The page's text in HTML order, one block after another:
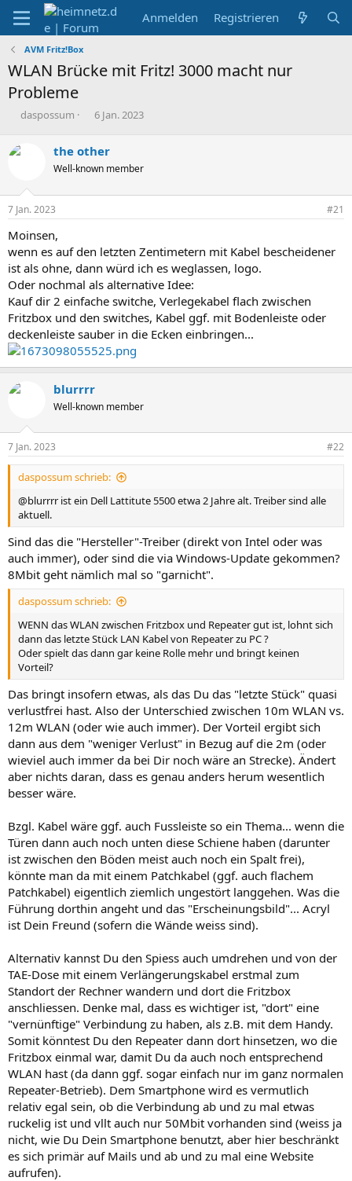
Anmelden Registrieren
AVM Fritz!Box
WLAN Brücke mit Fritz! 3000 macht nur
Probleme
E
t
l
e
daspossum
E
t
e
l
6 Jan. 2023
the other
Well-known member
7 Jan. 2023 #21
Moinsen,
wenn es auf den letzten Zentimetern mit Kabel bescheidener
ist als ohne, dann würd ich es weglassen, logo.
Oder nochmal als alternative Idee:
Kauf dir 2 einfache switche, Verlegekabel flach zwischen
Fritzbox und den switches, Kabel ggf. mit Bodenleiste oder
deckenleiste sauber in die Ecken einbringen...
blurrrr
Well-known member
7 Jan. 2023 #22
daspossum schrieb:
@blurrrr ist ein Dell Lattitute 5500 etwa 2 Jahre alt. Treiber sind alle
aktuell.
Sind das die "Hersteller"-Treiber (direkt von Intel oder was
auch immer), oder sind die via Windows-Update gekommen?
8Mbit geht nämlich mal so "garnicht".
daspossum schrieb:
WENN das WLAN zwischen Fritzbox und Repeater gut ist, lohnt sich
dann das letzte Stück LAN Kabel von Repeater zu PC ?
Oder spielt das dann gar keine Rolle mehr und bringt keinen
Vorteil?
Das bringt insofern etwas, als das Du das "letzte Stück" quasi
verlustfrei hast. Also der Unterschied zwischen 10m WLAN vs.
12m WLAN (oder wie auch immer). Der Vorteil ergibt sich
dann aus dem "weniger Verlust" in Bezug auf die 2m (oder
wieviel auch immer da bei Dir noch wäre an Strecke). Ändert
aber nichts daran, dass es genau anders herum wesentlich
besser wäre.
Bzgl. Kabel wäre ggf. auch Fussleiste so ein Thema... wenn die
Türen dann auch noch unten diese Schiene haben (darunter
ist zwischen den Böden meist auch noch ein Spalt frei),
könnte man da mit einem Patchkabel (ggf. auch flachem
Patchkabel) eigentlich ziemlich ungestört langgehen. Was die
Führung dorthin angeht und das "Erscheinungsbild"... Acryl
ist Dein Freund (sofern die Wände weiss sind).
Alternativ kannst Du den Spiess auch umdrehen und von der
TAE-Dose mit einem Verlängerungskabel erstmal zum
Standort der Rechner wandern und dort die Fritzbox
anschliessen. Denke mal, dass es wichtiger ist, "dort" eine
"vernünftige" Verbindung zu haben, als z.B. mit dem Handy.
Somit könntest Du den Repeater dann dort hinsetzen, wo die
Fritzbox einmal war, damit Du da auch noch entsprechend
WLAN hast (da dann ggf. sogar einfach nur im ganz normalen
Repeater-Betrieb). Dem Smartphone wird es vermutlich
relativ egal sein, ob die Verbindung ab und zu mal etwas
ruckelig ist und vllt auch nur 50Mbit vorhanden sind (weiss ja
nicht, wie Du Dein Smartphone benutzt, aber hier beschränkt
es sich primär auf Mails und ab und zu mal eine Website
aufrufen).